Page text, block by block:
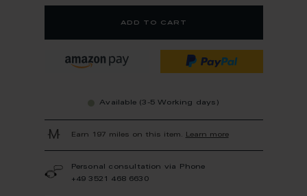
add to cart
Available (3-5 Working days)
Earn 197 miles on this item. Learn more
Personal consultation via Phone
+49 3521 468 6630